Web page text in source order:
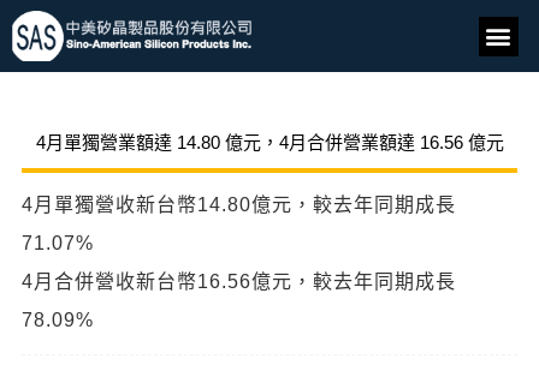
4月單獨營業額達 14.80 億元，4月合併營業額達 16.56 億元
4月單獨營收新台幣14.80億元，較去年同期成長
71.07%
4月合併營收新台幣16.56億元，較去年同期成長
78.09%